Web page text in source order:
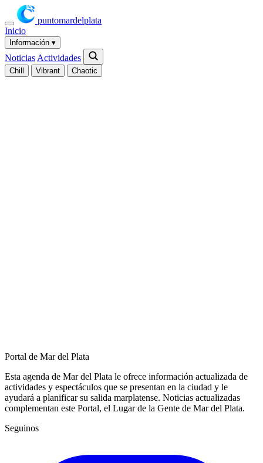
puntomardelplata
Inicio
Información ▾
Noticias Actividades
Chill Vibrant Chaotic
Portal de Mar del Plata
Esta agenda de Mar del Plata le ofrece información actualizada de
actividades y espectáculos que se presentan en la ciudad y le
ayudará a planificar su salida marplatense. Noticias actualizadas
complementan este Portal, el Lugar de la Gente de Mar del Plata.
Seguinos